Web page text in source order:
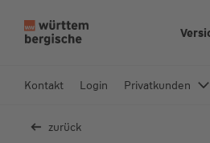
InKontakt Login Privatkunden
zurück